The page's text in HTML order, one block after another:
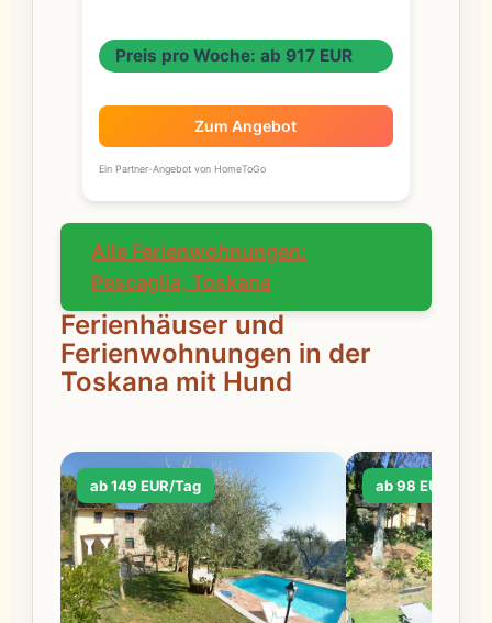
Preis pro Woche: ab 917 EUR
Zum Angebot
Ein Partner-Angebot von HomeToGo
Alle Ferienwohnungen:
Pescaglia, Toskana
Ferienhäuser und
Ferienwohnungen in der
Toskana mit Hund
ab 149 EUR/Tag ab 98 EUR/Tag